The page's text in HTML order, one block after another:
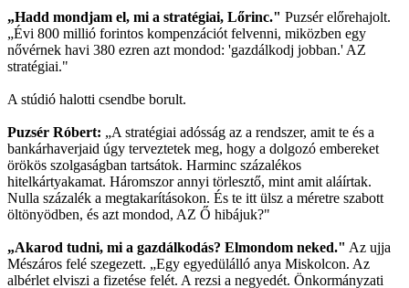
„Hadd mondjam el, mi a stratégiai, Lőrinc." Puzsér előrehajolt.
„Évi 800 millió forintos kompenzációt felvenni, miközben egy
nővérnek havi 380 ezren azt mondod: 'gazdálkodj jobban.' AZ
stratégiai."
A stúdió halotti csendbe borult.
Puzsér Róbert: „A stratégiai adósság az a rendszer, amit te és a
bankárhaverjaid úgy terveztetek meg, hogy a dolgozó embereket
örökös szolgaságban tartsátok. Harminc százalékos
hitelkártyakamat. Háromszor annyi törlesztő, mint amit aláírtak.
Nulla százalék a megtakarításokon. És te itt ülsz a méretre szabott
öltönyödben, és azt mondod, AZ Ő hibájuk?"
„Akarod tudni, mi a gazdálkodás? Elmondom neked." Az ujja
Mészáros felé szegezett. „Egy egyedülálló anya Miskolcon. Az
albérlet elviszi a fizetése felét. A rezsi a negyedét. Önkormányzati